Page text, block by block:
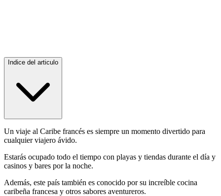
Indice del articulo
Un viaje al Caribe francés es siempre un momento divertido para
cualquier viajero ávido.
Estarás ocupado todo el tiempo con playas y tiendas durante el día y
casinos y bares por la noche.
Además, este país también es conocido por su increíble cocina
caribeña francesa y otros sabores aventureros.